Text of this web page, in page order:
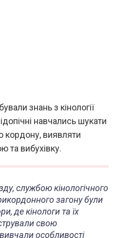
знань з кінології
навчались шукати
кордону, виявляти
та вибухівку.
службою кінологічного
загону були
де кінологи та їх
свою
особливості